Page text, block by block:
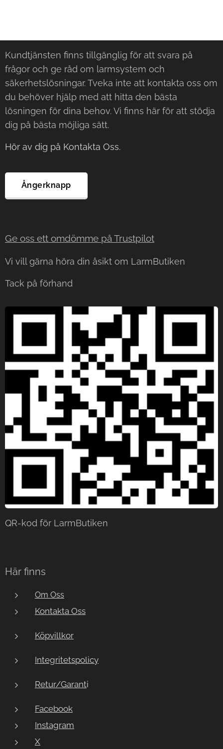
Kundtjänsten finns tillgänglig för att svara på
frågor och ge råd om larmsystem och
säkerhetslösningar. Tveka inte att kontakta oss om
du behöver hjälp med att hitta den bästa
lösningen för dina behov. Vi finns här för att stödja
dig på bästa möjliga sätt.
Hör av dig på Kontakta Oss.
Ångerknapp
Ge oss ett omdömme på Trustpilot
Vi vill gärna höra din åsikt om LarmButiken
Tack på förhand
QR-kod för LarmButiken
Här finns
Om Oss
Kontakta Oss
Köpvillkor
Integritetspolicy
Retur/Garanti
Facebook
Instagram
X